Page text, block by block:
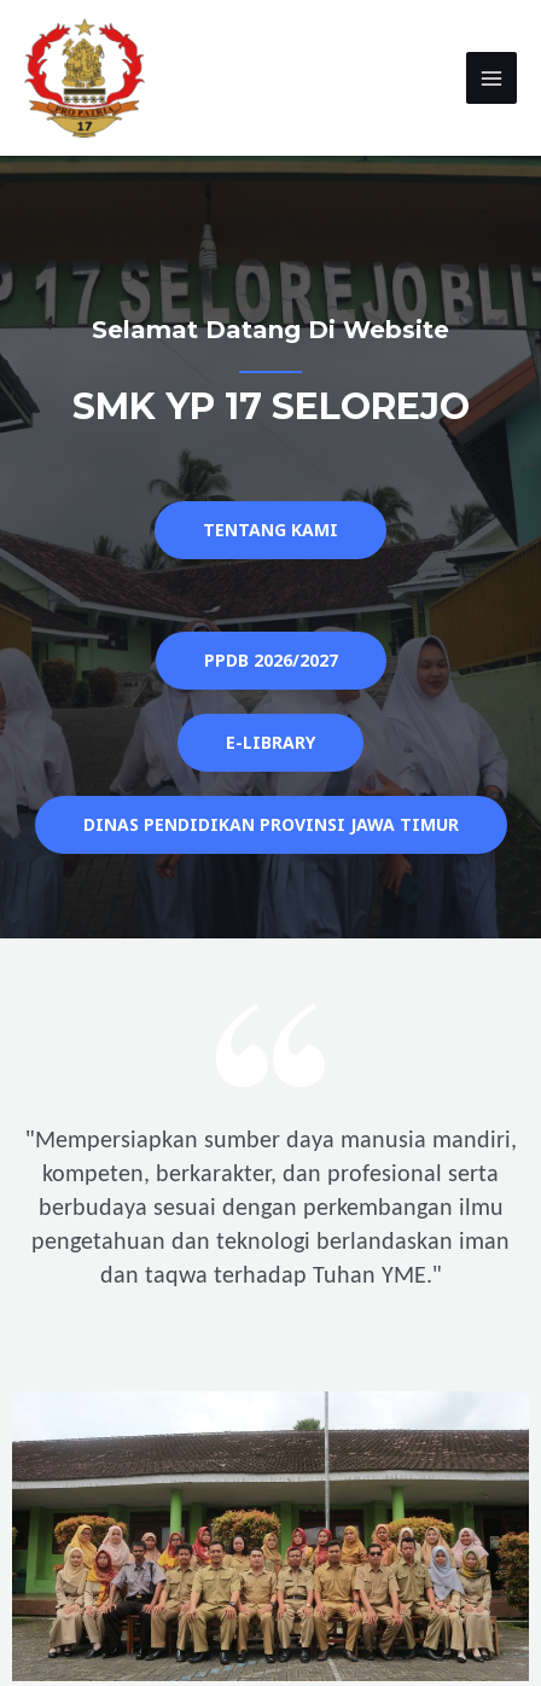
Selamat Datang Di Website
SMK YP 17 SELOREJO
TENTANG KAMI
PPDB 2026/2027
E-LIBRARY
DINAS PENDIDIKAN PROVINSI JAWA TIMUR
"Mempersiapkan sumber daya manusia mandiri,
kompeten, berkarakter, dan profesional serta
berbudaya sesuai dengan perkembangan ilmu
pengetahuan dan teknologi berlandaskan iman
dan taqwa terhadap Tuhan YME."